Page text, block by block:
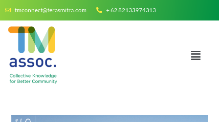
tmconnect@terasmitra.com + 62 82133974313